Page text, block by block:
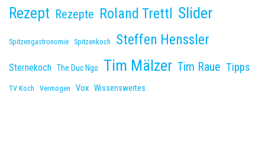
Rezept Rezepte Roland Trettl Slider
Spitzengastronomie Spitzenkoch Steffen Henssler
Sternekoch The Duc Ngo Tim Mälzer Tim Raue Tipps
TV Koch Vermögen Vox Wissenswertes